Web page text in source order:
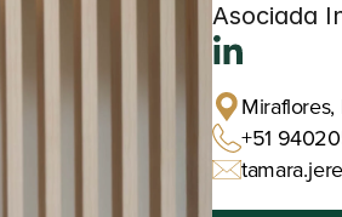
Asociada
Miraflores,
+51